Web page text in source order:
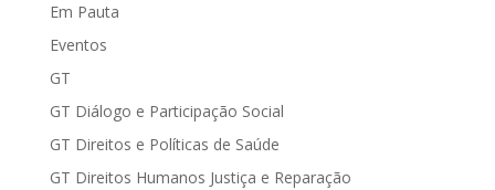
Em Pauta
Eventos
GT
GT Diálogo e Participação Social
GT Direitos e Políticas de Saúde
GT Direitos Humanos Justiça e Reparação